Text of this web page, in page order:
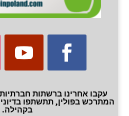
עקבו אחרינו ברשתות
המתרכש בפולין, תתשתפו
בקהילה.